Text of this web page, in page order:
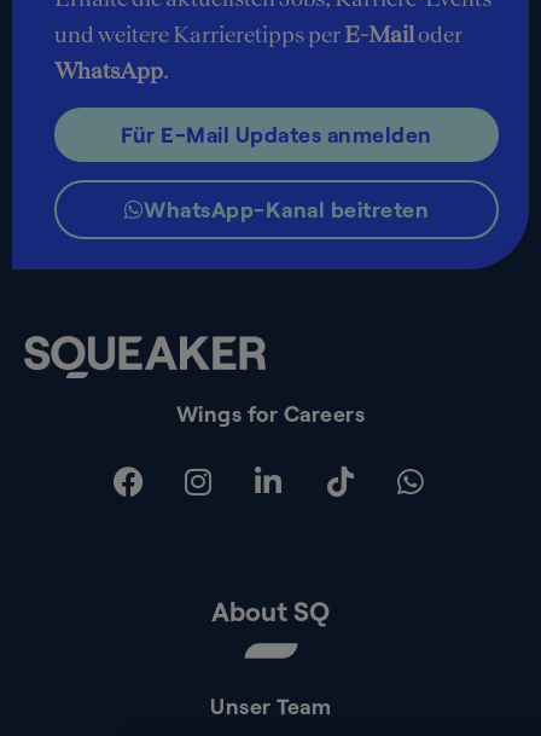
Wings for Careers
About SQ
Unser Team
und weitere Karrieretipps perE-Mailoder
WhatsApp.
Für E-Mail Updates anmelden
WhatsApp-Kanal beitreten